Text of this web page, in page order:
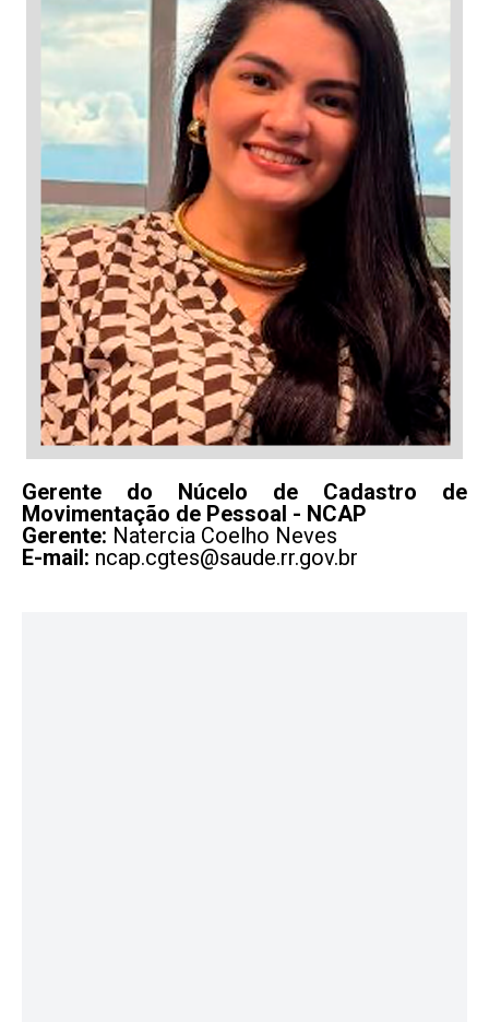
Gerente do Núcelo de Cadastro de
Movimentação de Pessoal - NCAP
Gerente: Natercia Coelho Neves
E-mail: ncap.cgtes@saude.rr.gov.br